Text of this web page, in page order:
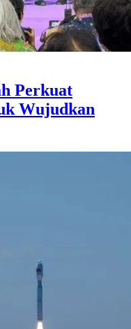
Perkuat
Wujudkan